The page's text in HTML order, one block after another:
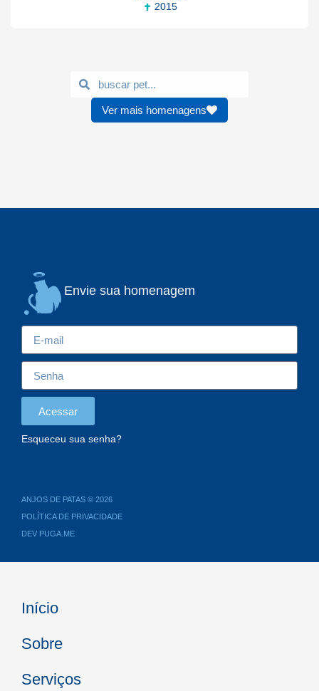
2015
Ver mais homenagens
ANJOS DE PATAS © 2026
POLÍTICA DE PRIVACIDADE
DEV PUGA.ME
Envie sua homenagem
Acessar
Esqueceu sua senha?
Início
Sobre
Serviços